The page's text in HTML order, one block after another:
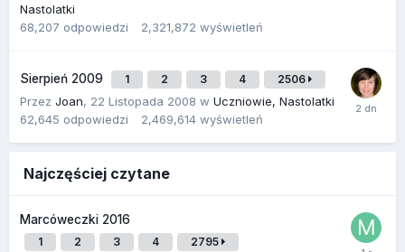
Nastolatki
68,207 odpowiedzi 2,321,872 wyświetleń
Sierpień 2009 1 2 3 4 2506
Przez Joan, 22 Listopada 2008 w Uczniowie, Nastolatki
62,645 odpowiedzi 2,469,614 wyświetleń
Najczęściej czytane
Marcóweczki 2016
1 2 3 4 2795